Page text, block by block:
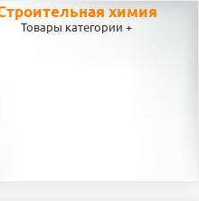
химия
Товары категории +